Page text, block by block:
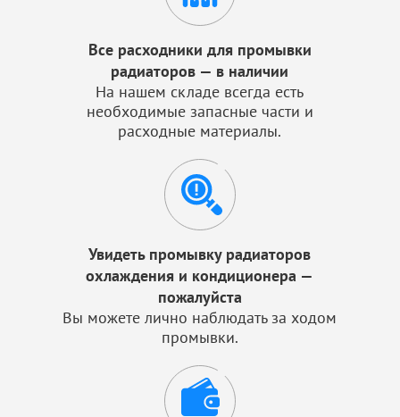
Все расходники для промывки
радиаторов — в наличии
На нашем складе всегда есть
необходимые запасные части и
расходные материалы.
Увидеть промывку радиаторов
охлаждения и кондиционера —
пожалуйста
Вы можете лично наблюдать за ходом
промывки.